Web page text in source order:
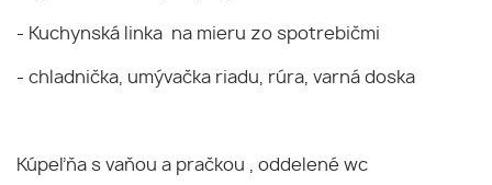
- Kuchynská linka na mieru zo spotrebičmi
- chladnička, umývačka riadu, rúra, varná doska
Kúpeľňa s vaňou a pračkou , oddelené wc